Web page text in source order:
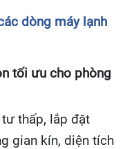
dòng máy lạnh
tối ưu cho phòng
thấp, lắp đặt
gian kín, diện tích